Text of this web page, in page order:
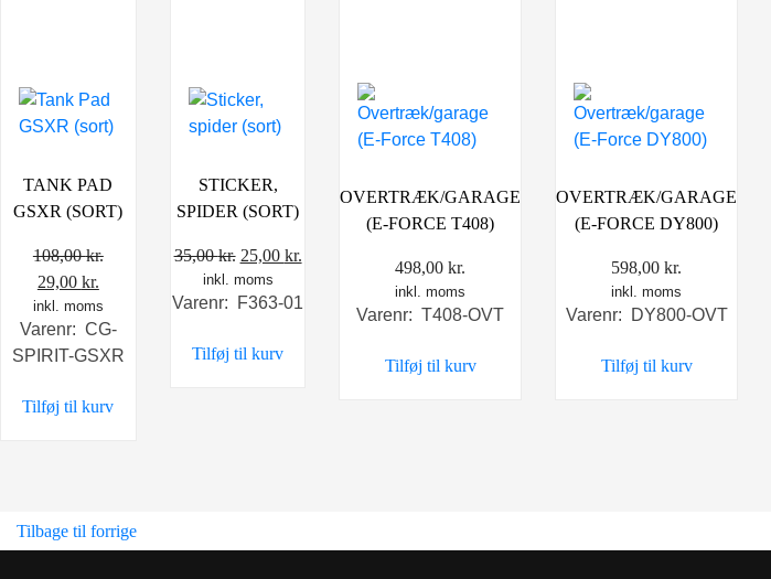
TANK PAD
GSXR (SORT)
108,00kr.
Den
oprindelige
pris
var:
29,00 kr.
aktuelle
pris
er:
inkl. moms
Varenr: CG-
SPIRIT-GSXR
Tilføj til kurv
STICKER,
SPIDER (SORT)
35,00kr. Den
oprindelige
pris
35,00 kr..
25,00 kr.
pris
inkl. moms
Varenr: F363-01
Tilføj til kurv
OVERTRÆK/GARAGE
(E-FORCE T408)
498,00kr.
inkl. moms
Varenr: T408-OVT
Tilføj til kurv
OVERTRÆK/GARAGE
(E-FORCE DY800)
598,00kr.
inkl. moms
Varenr: DY800-OVT
Tilføj til kurv
Tilbage til forrige